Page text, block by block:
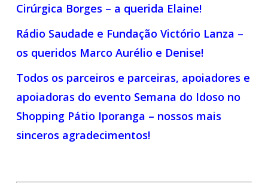
Cirúrgica Borges – a querida Elaine!
Rádio Saudade e Fundação Victório Lanza –
os queridos Marco Aurélio e Denise!
Todos os parceiros e parceiras, apoiadores e
apoiadoras do evento Semana do Idoso no
Shopping Pátio Iporanga – nossos mais
sinceros agradecimentos!